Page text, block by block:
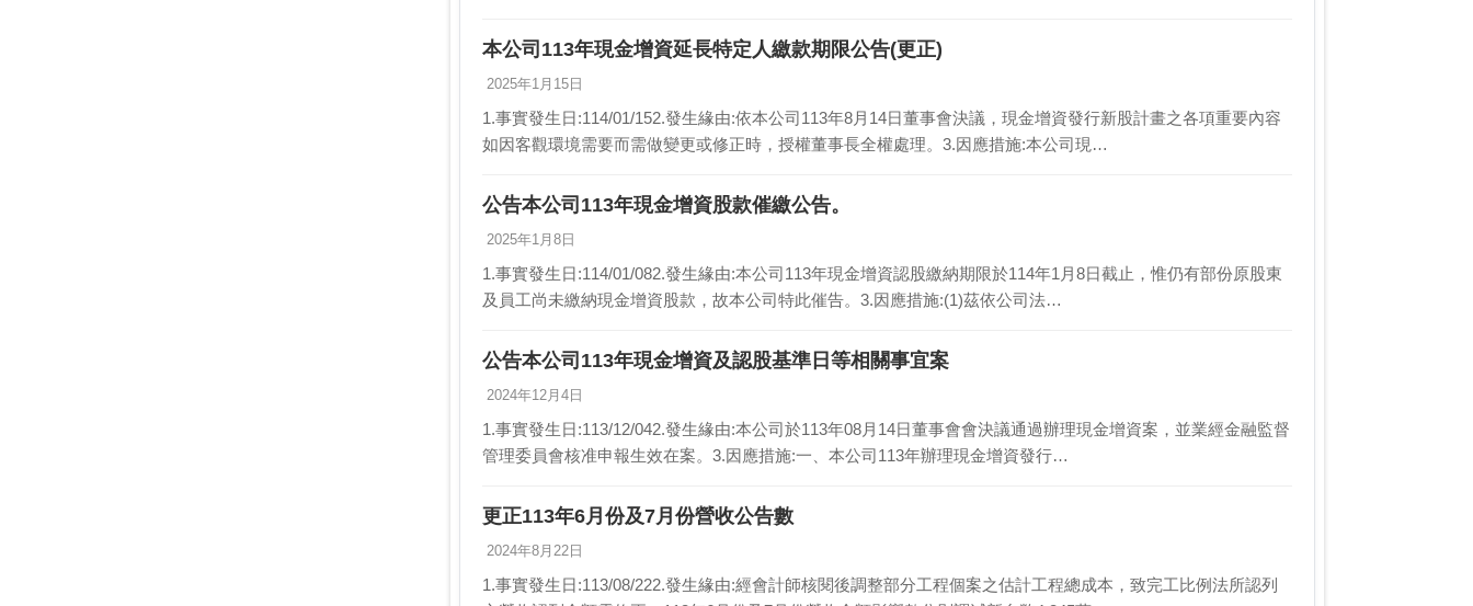
本公司113年現金增資延長特定人繳款期限公告(更正)
2025年1月15日
1.事實發生日:114/01/152.發生緣由:依本公司113年8月14日董事會決議，現金增資發行新股計畫之各項重要內容
如因客觀環境需要而需做變更或修正時，授權董事長全權處理。3.因應措施:本公司現…
公告本公司113年現金增資股款催繳公告。
2025年1月8日
1.事實發生日:114/01/082.發生緣由:本公司113年現金增資認股繳納期限於114年1月8日截止，惟仍有部份原股東
及員工尚未繳納現金增資股款，故本公司特此催告。3.因應措施:(1)茲依公司法…
公告本公司113年現金增資及認股基準日等相關事宜案
2024年12月4日
1.事實發生日:113/12/042.發生緣由:本公司於113年08月14日董事會會決議通過辦理現金增資案，並業經金融監督
管理委員會核准申報生效在案。3.因應措施:一、本公司113年辦理現金增資發行…
更正113年6月份及7月份營收公告數
2024年8月22日
1.事實發生日:113/08/222.發生緣由:經會計師核閱後調整部分工程個案之估計工程總成本，致完工比例法所認列